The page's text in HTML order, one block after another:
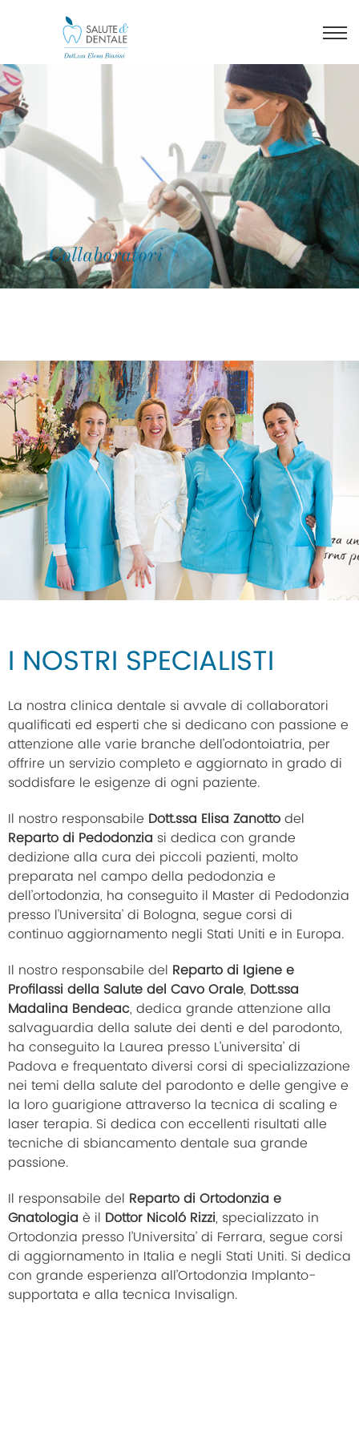
Collaboratori
I NOSTRI SPECIALISTI
La nostra clinica dentale si avvale di collaboratori
qualificati ed esperti che si dedicano con passione e
attenzione alle varie branche dell’odontoiatria, per
offrire un servizio completo e aggiornato in grado di
soddisfare le esigenze di ogni paziente.
Il nostro responsabile Dott.ssa Elisa Zanottodel
Reparto di Pedodonzia si dedica con grande
dedizione alla cura dei piccoli pazienti, molto
preparata nel campo della pedodonzia e
dell’ortodonzia, ha conseguito il Master di Pedodonzia
presso l’Universita’ di Bologna, segue corsi di
continuo aggiornamento negli Stati Uniti e in Europa.
Il nostro responsabile del Reparto di Igiene e
Profilassi della Salute del Cavo Orale, Dott.ssa
Madalina Bendeac, dedica grande attenzione alla
salvaguardia della salute dei denti e del parodonto,
ha conseguito la Laurea presso L’universita’ di
Padova e frequentato diversi corsi di specializzazione
nei temi della salute del parodonto e delle gengive e
la loro guarigione attraverso la tecnica di scaling e
laser terapia. Si dedica con eccellenti risultati alle
tecniche di sbiancamento dentale sua grande
passione.
Il responsabile del Reparto di Ortodonzia e
Gnatologia è il Dottor Nicoló Rizzi, specializzato in
Ortodonzia presso l’Universita’ di Ferrara, segue corsi
di aggiornamento in Italia e negli Stati Uniti. Si dedica
con grande esperienza all’Ortodonzia Implanto-
supportata e alla tecnica Invisalign.